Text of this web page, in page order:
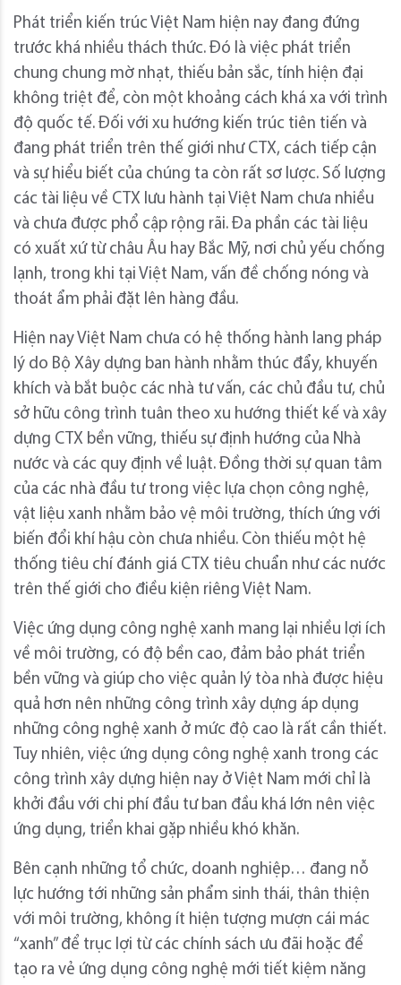
Phát triển kiến trúc Việt Nam hiện nay đang đứng
trước khá nhiều thách thức. Đó là việc phát triển
chung chung mờ nhạt, thiếu bản sắc, tính hiện đại
không triệt để, còn một khoảng cách khá xa với trình
độ quốc tế. Đối với xu hướng kiến trúc tiên tiến và
đang phát triển trên thế giới như CTX, cách tiếp cận
và sự hiểu biết của chúng ta còn rất sơ lược. Số lượng
các tài liệu về CTX lưu hành tại Việt Nam chưa nhiều
và chưa được phổ cập rộng rãi. Đa phần các tài liệu
có xuất xứ từ châu Âu hay Bắc Mỹ, nơi chủ yếu chống
lạnh, trong khi tại Việt Nam, vấn đề chống nóng và
thoát ẩm phải đặt lên hàng đầu.
Hiện nay Việt Nam chưa có hệ thống hành lang pháp
lý do Bộ Xây dựng ban hành nhằm thúc đẩy, khuyến
khích và bắt buộc các nhà tư vấn, các chủ đầu tư, chủ
sở hữu công trình tuân theo xu hướng thiết kế và xây
dựng CTX bền vững, thiếu sự định hướng của Nhà
nước và các quy định về luật. Đồng thời sự quan tâm
của các nhà đầu tư trong việc lựa chọn công nghệ,
vật liệu xanh nhằm bảo vệ môi trường, thích ứng với
biến đổi khí hậu còn chưa nhiều. Còn thiếu một hệ
thống tiêu chí đánh giá CTX tiêu chuẩn như các nước
trên thế giới cho điều kiện riêng Việt Nam.
Việc ứng dụng công nghệ xanh mang lại nhiều lợi ích
về môi trường, có độ bền cao, đảm bảo phát triển
bền vững và giúp cho việc quản lý tòa nhà được hiệu
quả hơn nên những công trình xây dựng áp dụng
những công nghệ xanh ở mức độ cao là rất cần thiết.
Tuy nhiên, việc ứng dụng công nghệ xanh trong các
công trình xây dựng hiện nay ở Việt Nam mới chỉ là
khởi đầu với chi phí đầu tư ban đầu khá lớn nên việc
ứng dụng, triển khai gặp nhiều khó khăn.
Bên cạnh những tổ chức, doanh nghiệp… đang nỗ
lực hướng tới những sản phẩm sinh thái, thân thiện
với môi trường, không ít hiện tượng mượn cái mác
“xanh” để trục lợi từ các chính sách ưu đãi hoặc để
tạo ra vẻ ứng dụng công nghệ mới tiết kiệm năng